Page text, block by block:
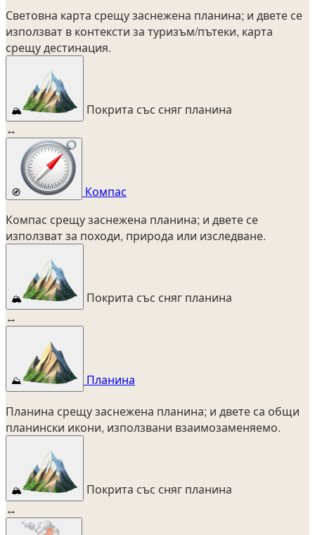
Световна карта срещу заснежена планина; и двете се
използват в контексти за туризъм/пътеки, карта
срещу дестинация.
🏔️
Покрита със сняг планина
↔
🧭
Компас
Компас срещу заснежена планина; и двете се
използват за походи, природа или изследване.
🏔️
Покрита със сняг планина
↔
⛰️
Планина
Планина срещу заснежена планина; и двете са общи
планински икони, използвани взаимозаменяемо.
🏔️
Покрита със сняг планина
↔